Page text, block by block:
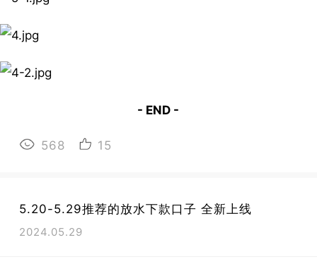
- END -
568 15
5.20-5.29推荐的放水下款口子 全新上线
2024.05.29